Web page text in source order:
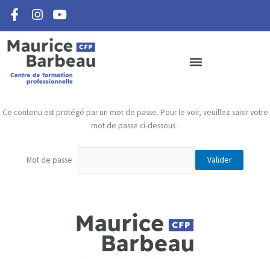
contenu
F
a
c
e
b
o
-
f
I
n
s
t
a
g
r
m
Y
o
u
t
u
b
e
Ce contenu est protégé par un mot de passe. Pour le voir, veuillez saisir votre
mot de passe ci-dessous :
Mot de passe :